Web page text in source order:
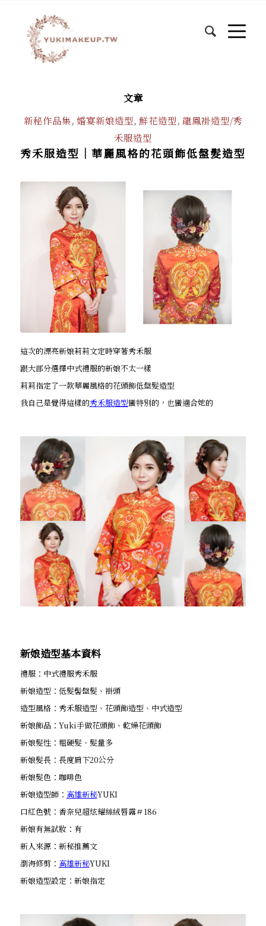
文章
新秘作品集, 婚宴新娘造型, 鮮花造型, 龍鳳褂造型/秀
禾服造型
秀禾服造型｜華麗風格的花頭飾低盤髮造型
這次的漂亮新娘莉莉文定時穿著秀禾服
跟大部分選擇中式禮服的新娘不太一樣
莉莉指定了一款華麗風格的花頭飾低盤髮造型
我自己是覺得這樣的秀禾服造型蠻特別的，也蠻適合她的
新娘造型基本資料
禮服：中式禮服秀禾服
新娘造型：低髮髻盤髮、褂頭
造型風格：秀禾服造型、花頭飾造型、中式造型
新娘飾品：Yuki手做花頭飾、乾燥花頭飾
新娘髮性：粗硬髮、髮量多
新娘髮長：長度肩下20公分
新娘髮色：咖啡色
新娘造型師： 高雄新秘YUKI
口紅色號：香奈兒超炫耀絲絨唇露＃186
新娘有無試妝：有
新人來源：新秘推薦文
瀏海修剪： 高雄新秘YUKI
新娘造型設定：新娘指定